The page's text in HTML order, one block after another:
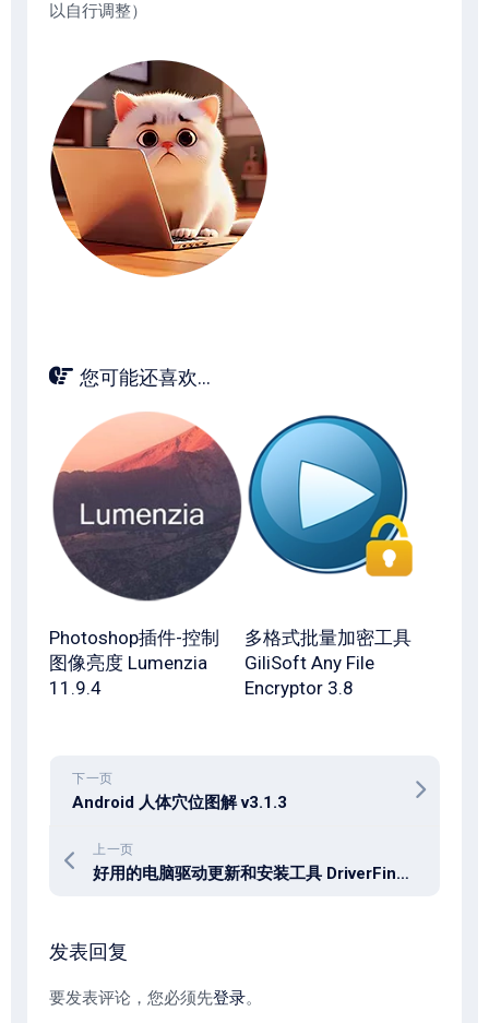
以自行调整）
您可能还喜欢...
Photoshop插件-控制
图像亮度 Lumenzia
11.9.4
多格式批量加密工具
GiliSoft Any File
Encryptor 3.8
下一页
Android 人体穴位图解 v3.1.3
上一页
好用的电脑驱动更新和安装工具 DriverFinder v5.1.0.27
发表回复
要发表评论，您必须先登录。